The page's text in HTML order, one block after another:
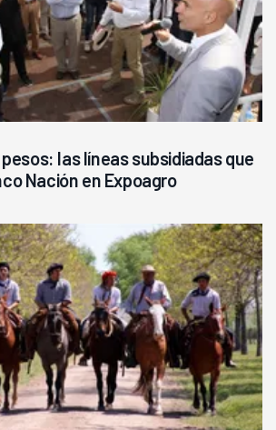
las líneas subsidiadas que
Nación en Expoagro